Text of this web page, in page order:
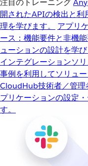
注目のトレーニング
開されたAPIの検出と利
理を学びます。
アプリ
ース：機能要件と非機
ューションの設計を学び
インテグレーションソ
事例を利用してソリュ
CloudHub技術者／管
プリケーションの設定
す。